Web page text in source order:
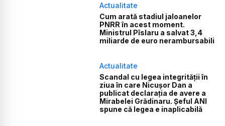
Actualitate
Cum arată stadiul jaloanelor
PNRR în acest moment.
Ministrul Pîslaru a salvat 3,4
miliarde de euro nerambursabili
Actualitate
Scandal cu legea integrității în
ziua în care Nicușor Dan a
publicat declarația de avere a
Mirabelei Grădinaru. Șeful ANI
spune că legea e inaplicabilă